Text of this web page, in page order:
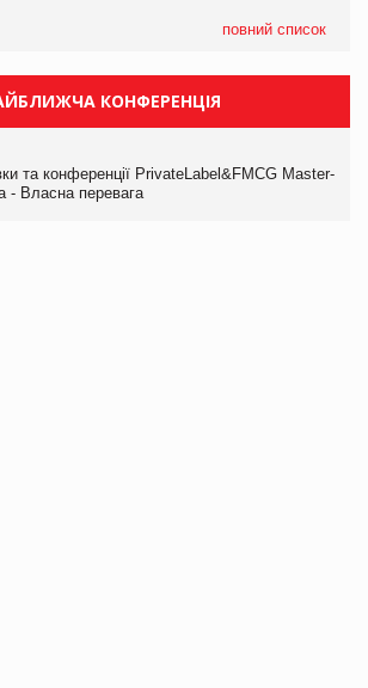
повний список
КОНФЕРЕНЦІЯ
та конференції PrivateLabel&FMCG Master-
- Власна перевага